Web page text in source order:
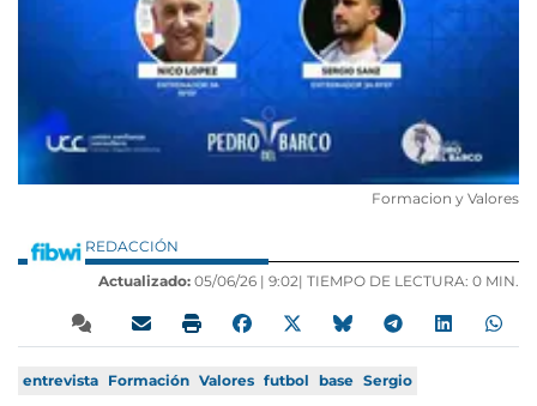
Formacion y Valores
REDACCIÓN
Actualizado: 05/06/26 | 9:02| TIEMPO DE LECTURA: 0 MIN.
entrevista Formación Valores futbol base Sergio